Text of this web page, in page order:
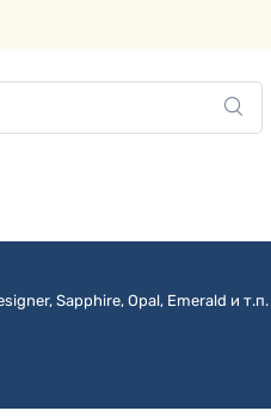
Sapphire, Opal, Emerald и т.п.